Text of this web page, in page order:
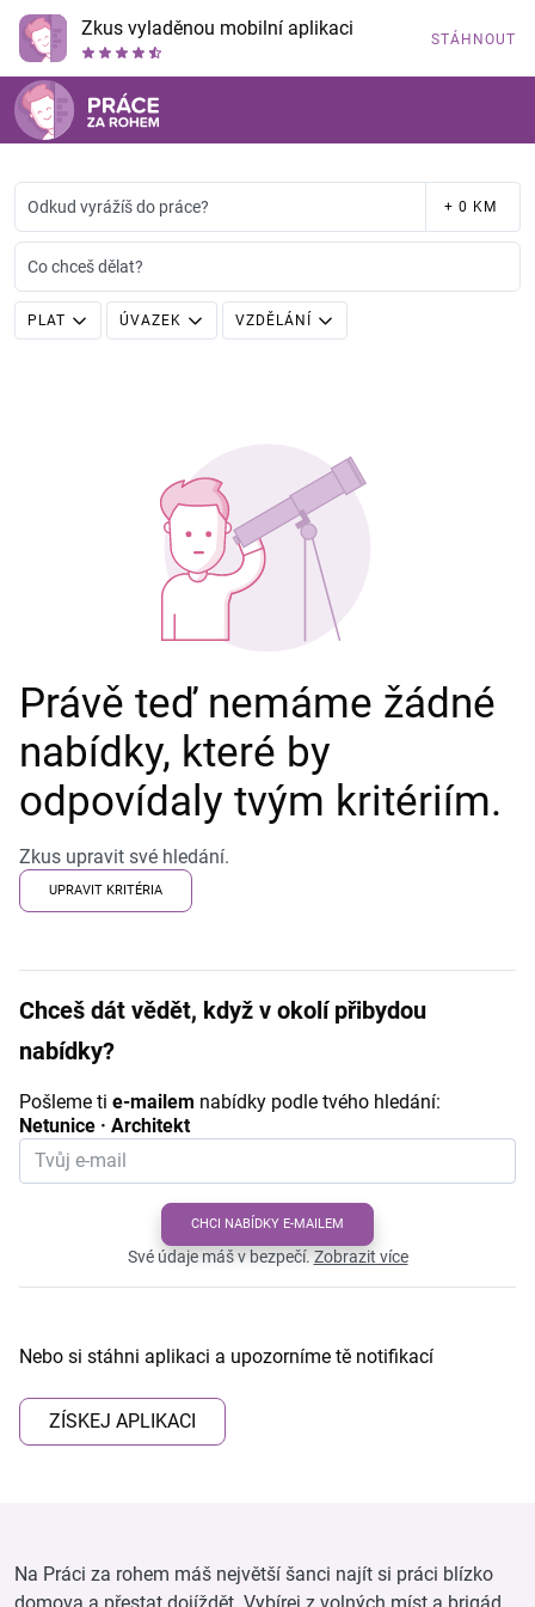
Zkus vyladěnou mobilní aplikaci STÁHNOUT
Odkud vyrážíš do práce? + 0 KM
Co chceš dělat?
PLAT ÚVAZEK VZDĚLÁNÍ
Právě teď nemáme žádné
nabídky, které by
odpovídaly tvým kritériím.
Zkus upravit své hledání.
UPRAVIT KRITÉRIA
Chceš dát vědět, když v okolí přibydou
nabídky?
Pošleme ti e-mailem nabídky podle tvého hledání:
Netunice · Architekt
CHCI NABÍDKY E-MAILEM
Své údaje máš v bezpečí.Zobrazit více
Nebo si stáhni aplikaci a upozorníme tě notifikací
ZÍSKEJ APLIKACI
Na Práci za rohem máš největší šanci najít si práci blízko
domova a přestat dojíždět. Vybírej z volných míst a brigád